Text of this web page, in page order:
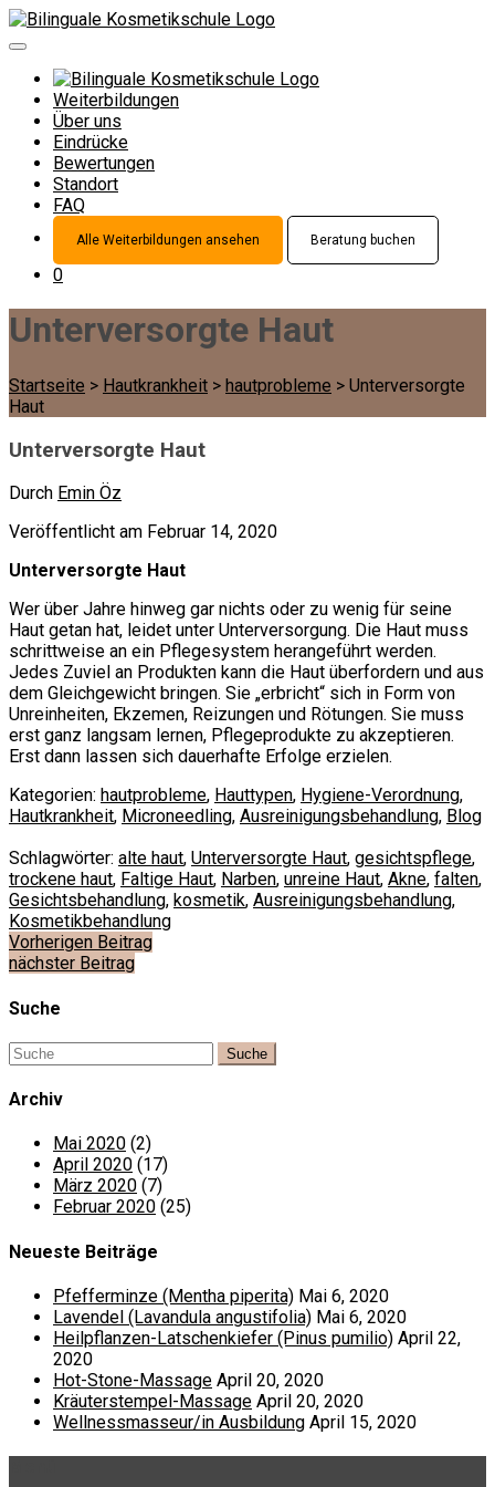
Weiterbildungen
Über uns
Eindrücke
Bewertungen
Standort
FAQ
Alle Weiterbildungen ansehen Beratung buchen
0
Unterversorgte Haut
Startseite > Hautkrankheit > hautprobleme > Unterversorgte
Haut
Unterversorgte Haut
Durch Emin Öz
Veröffentlicht am Februar 14, 2020
Unterversorgte Haut
Wer über Jahre hinweg gar nichts oder zu wenig für seine
Haut getan hat, leidet unter Unterversorgung. Die Haut muss
schrittweise an ein Pflegesystem herangeführt werden.
Jedes Zuviel an Produkten kann die Haut überfordern und aus
dem Gleichgewicht bringen. Sie „erbricht“ sich in Form von
Unreinheiten, Ekzemen, Reizungen und Rötungen. Sie muss
erst ganz langsam lernen, Pflegeprodukte zu akzeptieren.
Erst dann lassen sich dauerhafte Erfolge erzielen.
Kategorien: hautprobleme, Hauttypen, Hygiene-Verordnung,
Hautkrankheit, Microneedling, Ausreinigungsbehandlung, Blog
Schlagwörter: alte haut, Unterversorgte Haut, gesichtspflege,
trockene haut, Faltige Haut, Narben, unreine Haut, Akne, falten,
Gesichtsbehandlung, kosmetik, Ausreinigungsbehandlung,
Kosmetikbehandlung
Beitragsnavigation
Vorherigen Beitrag
nächster Beitrag
Suche
Archiv
Mai 2020 (2)
April 2020 (17)
März 2020 (7)
Februar 2020 (25)
Neueste Beiträge
Pfefferminze (Mentha piperita) Mai 6, 2020
Lavendel (Lavandula angustifolia) Mai 6, 2020
Heilpflanzen-Latschenkiefer (Pinus pumilio) April 22,
2020
Hot-Stone-Massage April 20, 2020
Kräuterstempel-Massage April 20, 2020
Wellnessmasseur/in Ausbildung April 15, 2020